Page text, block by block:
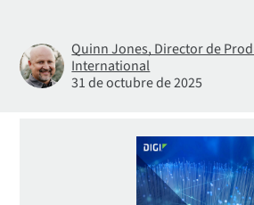
Quinn Jones, Director de
International
31 de octubre de 2025